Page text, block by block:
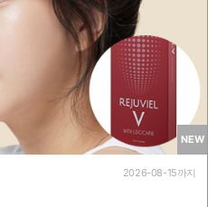
NEW
2026-08-15까지